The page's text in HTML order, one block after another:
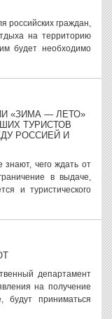
российских граждан,
на территорию
будет необходимо
«ЗИМА — ЛЕТО»
ТУРИСТОВ
РОССИЕЙ И
знают, чего ждать от
в выдаче,
и туристического
департамент
на получение
будут приниматься